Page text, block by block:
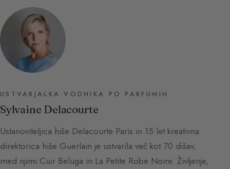
USTVARJALKA VODNIKA PO PARFUMIH
Sylvaine Delacourte
Ustanoviteljica hiše Delacourte Paris in 15 let kreativna
direktorica hiše Guerlain je ustvarila več kot 70 dišav,
med njimi Cuir Beluga in La Petite Robe Noire. Življenje,